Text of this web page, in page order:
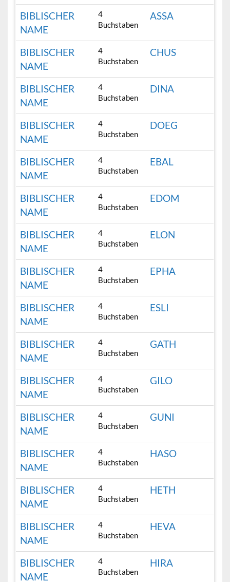
BIBLISCHER
NAME
4
Buchstaben
ASSA
BIBLISCHER
NAME
4
Buchstaben
CHUS
BIBLISCHER
NAME
4
Buchstaben
DINA
BIBLISCHER
NAME
4
Buchstaben
DOEG
BIBLISCHER
NAME
4
Buchstaben
EBAL
BIBLISCHER
NAME
4
Buchstaben
EDOM
BIBLISCHER
NAME
4
Buchstaben
ELON
BIBLISCHER
NAME
4
Buchstaben
EPHA
BIBLISCHER
NAME
4
Buchstaben
ESLI
BIBLISCHER
NAME
4
Buchstaben
GATH
BIBLISCHER
NAME
4
Buchstaben
GILO
BIBLISCHER
NAME
4
Buchstaben
GUNI
BIBLISCHER
NAME
4
Buchstaben
HASO
BIBLISCHER
NAME
4
Buchstaben
HETH
BIBLISCHER
NAME
4
Buchstaben
HEVA
BIBLISCHER
NAME
4
Buchstaben
HIRA